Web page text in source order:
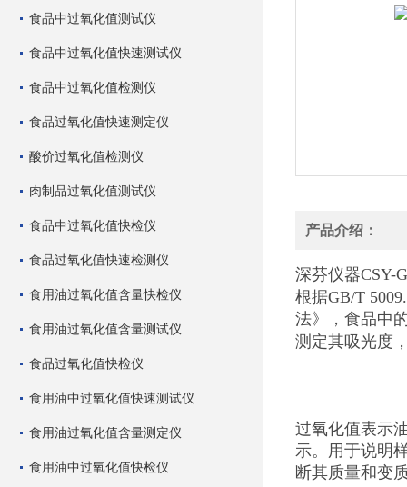
食品中过氧化值测试仪
食品中过氧化值快速测试仪
食品中过氧化值检测仪
食品过氧化值快速测定仪
酸价过氧化值检测仪
肉制品过氧化值测试仪
食品中过氧化值快检仪
食品过氧化值快速检测仪
食用油过氧化值含量快检仪
食用油过氧化值含量测试仪
食品过氧化值快检仪
食用油中过氧化值快速测试仪
食用油过氧化值含量测定仪
食用油中过氧化值快检仪
产品介绍：
深芬仪器CSY-
根据GB/T
法》，食品中
测定其吸光度
过氧化值表示
示。用于说明
断其质量和变